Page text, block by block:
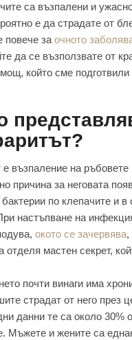
са възпалени и
е да страдате от
повече заочното
да се възползвате от
който сме подготвили
възпаление на ръбовете
причина за неговата
бактерии по клепачите и в
настъпване на
окото се зачервява,
отделя мастен секрет,
почти винаги има
страдат от него през
данни те са около 30%
Мъжете и жените са